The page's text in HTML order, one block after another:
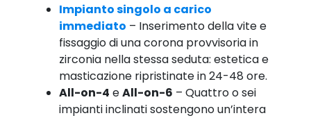
Impianto singolo a carico
immediato – Inserimento della vite e
fissaggio di una corona provvisoria in
zirconia nella stessa seduta: estetica e
masticazione ripristinate in 24-48 ore.
All-on-4 eAll-on-6 – Quattro o sei
impianti inclinati sostengono un’intera